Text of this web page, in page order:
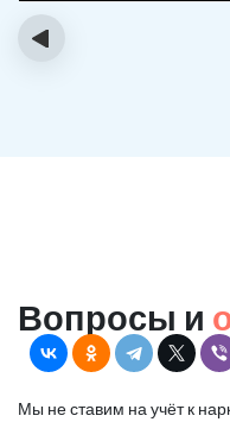
‹
Вопросы и
Мы не ставим на учёт к